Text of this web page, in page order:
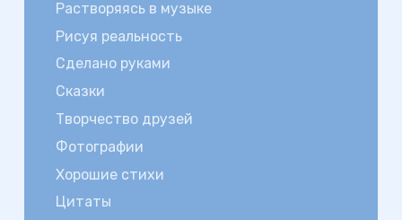
Растворяясь в музыке
Рисуя реальность
Сделано руками
Сказки
Творчество друзей
Фотографии
Хорошие стихи
Цитаты